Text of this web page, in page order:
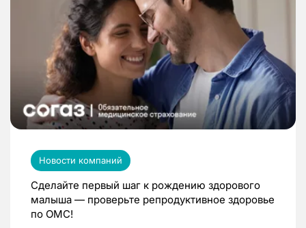
Новости компаний
Сделайте первый шаг к рождению здорового
малыша — проверьте репродуктивное здоровье
по ОМС!